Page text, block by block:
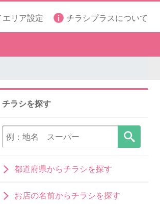
エリア設定 チラシプラスについて
チラシを探す
都道府県からチラシを探す
お店の名前からチラシを探す